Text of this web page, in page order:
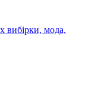
вибірки, мода,